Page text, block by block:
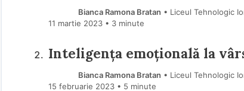
Bianca Ramona Bratan • Liceul Tehnologic
11 martie 2023 • 3 minute
Inteligența emoțională la
Bianca Ramona Bratan • Liceul Tehnologic
15 februarie 2023 • 5 minute